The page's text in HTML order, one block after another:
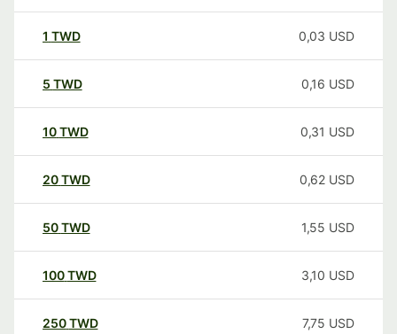
1 TWD 0,03 USD
5 TWD 0,16 USD
10TWD 0,31 USD
20TWD 0,62 USD
50TWD 1,55 USD
100TWD 3,10 USD
250TWD 7,75 USD